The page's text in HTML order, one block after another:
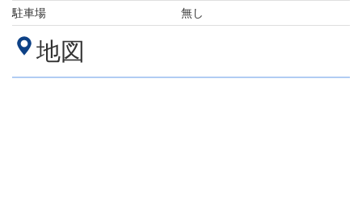
駐車場
無し
地図